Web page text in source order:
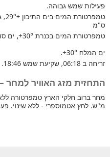
פעילות שמש גבוהה.
טמפרטורת המים בים התיכון +29°
ס"מ
טמפרטורת המים בכנרת +30°, ים
ים המלח +30°
.
זריחה ב 06:18, שקיעת שמש 18:46.
התחזית מזג האוויר למחר —
מ"ש. לחץ אטמוספרי - ללא שינוי.